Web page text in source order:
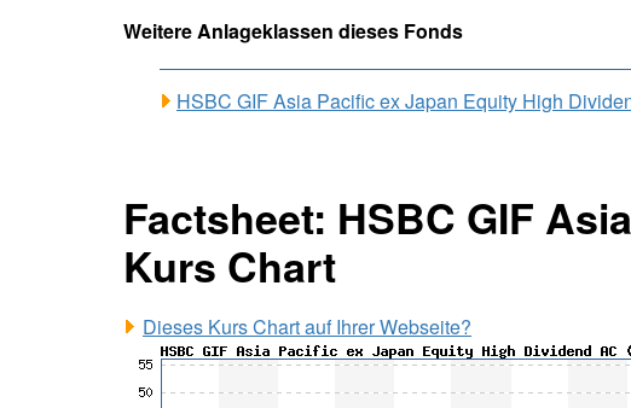
Weitere Anlageklassen dieses Fonds
HSBC GIF Asia Pacific ex Japan Equity High
Factsheet: HSBC GIF
Kurs Chart
Dieses Kurs Chart auf Ihrer Webseite?